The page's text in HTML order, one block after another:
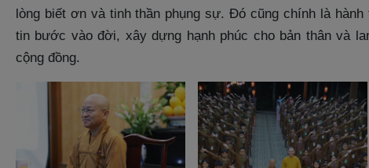
lòng biết ơn và tinh thần phụng sự. Đó cũng chính là
tin bước vào đời, xây dựng hạnh phúc cho bản thân và
cộng đồng.